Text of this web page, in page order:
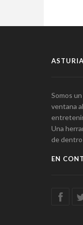
Somos
ventana
Una
de dentro
EN